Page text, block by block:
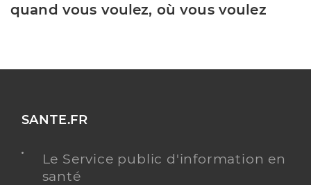
quand vous voulez, où vous voulez
SANTE.FR
Le Service public d'information en
santé